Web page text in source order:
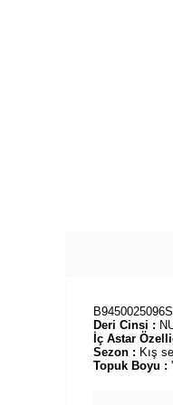
Deri Cinsi :
İç Astar
Sezon : Kış
Topuk Boyu :